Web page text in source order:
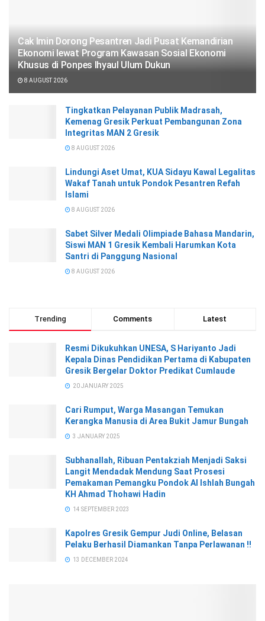
Cak Imin Dorong Pesantren Jadi Pusat Kemandirian
Ekonomi lewat Program Kawasan Sosial Ekonomi
Khusus di Ponpes Ihyaul Ulum Dukun
8 AUGUST 2026
Tingkatkan Pelayanan Publik Madrasah,
Kemenag Gresik Perkuat Pembangunan Zona
Integritas MAN 2 Gresik
8 AUGUST 2026
Lindungi Aset Umat, KUA Sidayu Kawal Legalitas
Wakaf Tanah untuk Pondok Pesantren Refah
Islami
8 AUGUST 2026
Sabet Silver Medali Olimpiade Bahasa Mandarin,
Siswi MAN 1 Gresik Kembali Harumkan Kota
Santri di Panggung Nasional
8 AUGUST 2026
Trending Comments Latest
Resmi Dikukuhkan UNESA, S Hariyanto Jadi
Kepala Dinas Pendidikan Pertama di Kabupaten
Gresik Bergelar Doktor Predikat Cumlaude
20 JANUARY 2025
Cari Rumput, Warga Masangan Temukan
Kerangka Manusia di Area Bukit Jamur Bungah
3 JANUARY 2025
Subhanallah, Ribuan Pentakziah Menjadi Saksi
Langit Mendadak Mendung Saat Prosesi
Pemakaman Pemangku Pondok Al Ishlah Bungah
KH Ahmad Thohawi Hadin
14 SEPTEMBER 2023
Kapolres Gresik Gempur Judi Online, Belasan
Pelaku Berhasil Diamankan Tanpa Perlawanan !!
13 DECEMBER 2024